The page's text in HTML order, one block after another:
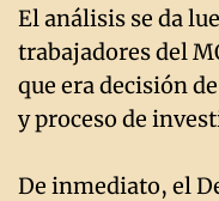
El análisis se da
trabajadores del
que era decisión
y proceso de
De inmediato, el